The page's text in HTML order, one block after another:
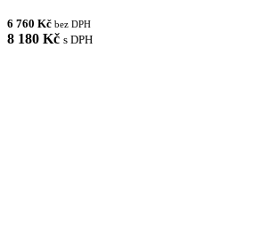
6 760 Kč bez DPH
8 180 Kč s DPH